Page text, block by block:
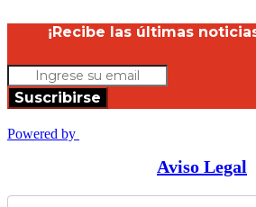
¡Recibe las últimas
Suscribirse
Powered by
Aviso Legal